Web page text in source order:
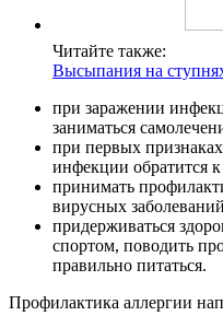
Читайте также:
Высыпания на
при заражении
заниматься
при первых
инфекции обратится к
принимать
вирусных
придерживаться
спортом, поводить
правильно питаться.
Профилактика аллергии